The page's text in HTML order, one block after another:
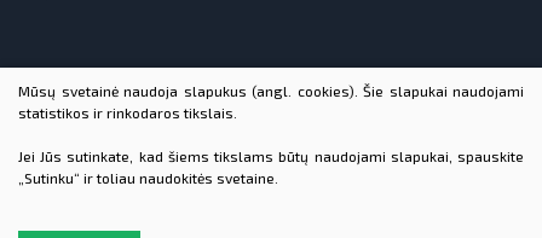
© 2026 VšĮ Lietuvos energetikos agentūra. Visos teisės
Mūsų svetainė naudoja slapukus (angl. cookies). Šie slapukai naudojami
statistikos ir rinkodaros tikslais.
Jei Jūs sutinkate, kad šiems tikslams būtų naudojami slapukai, spauskite
„Sutinku“ ir toliau naudokitės svetaine.